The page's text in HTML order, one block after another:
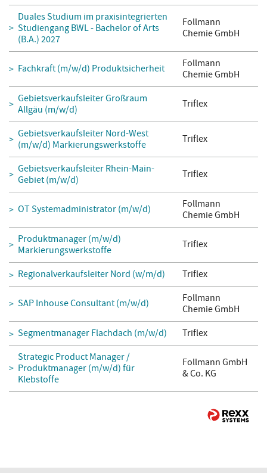
Duales Studium im praxisintegrierten
Studiengang BWL - Bachelor of Arts
(B.A.) 2027
Follmann
Chemie GmbH
Fachkraft (m/w/d) Produktsicherheit
Follmann
Chemie GmbH
Gebietsverkaufsleiter Großraum
Allgäu (m/w/d)
Triflex
Gebietsverkaufsleiter Nord-West
(m/w/d) Markierungswerkstoffe
Triflex
Gebietsverkaufsleiter Rhein-Main-
Gebiet (m/w/d)
Triflex
OT Systemadministrator (m/w/d)
Follmann
Chemie GmbH
Produktmanager (m/w/d)
Markierungswerkstoffe
Triflex
Regionalverkaufsleiter Nord (w/m/d) Triflex
SAP Inhouse Consultant (m/w/d)
Follmann
Chemie GmbH
Segmentmanager Flachdach (m/w/d)
Triflex
Strategic Product Manager /
Produktmanager (m/w/d) für
Klebstoffe
Follmann GmbH
& Co. KG